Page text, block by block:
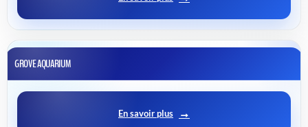
GROVE AQUARIUM
En savoir plus